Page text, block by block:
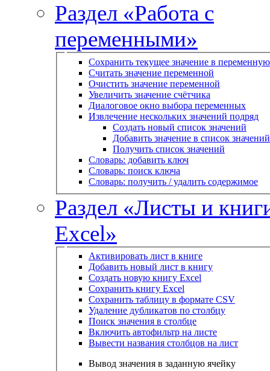
Раздел «Работа с
переменными»
Сохранить текущее значение в переменную
Считать значение переменной
Очистить значение переменной
Увеличить значение счётчика
Диалоговое окно выбора переменных
Извлечение нескольких значений подряд
Создать новый список значений
Добавить значение в список значений
Получить список значений
Словарь: добавить ключ
Словарь: поиск ключа
Словарь: получить / удалить содержимое
Раздел «Листы и
Excel»
Активировать лист в книге
Добавить новый лист в книгу
Создать новую книгу Excel
Сохранить книгу Excel
Сохранить таблицу в формате CSV
Удаление дубликатов по столбцу
Поиск значения в столбце
Включить автофильтр на листе
Вывести названия столбцов на лист
Вывод значения в заданную ячейку